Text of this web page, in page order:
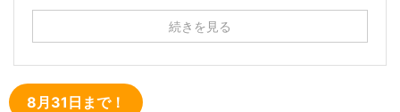
続きを見る
8月31日まで！